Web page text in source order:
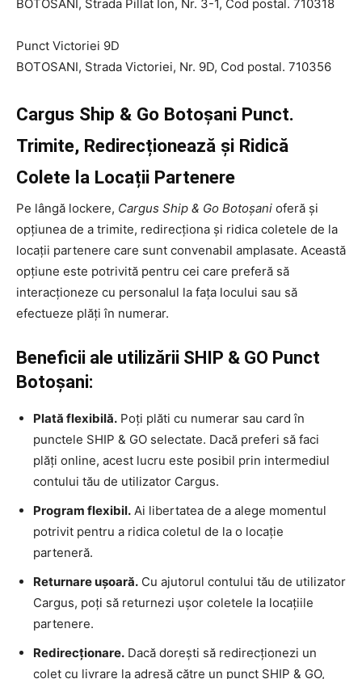
BOTOSANI, Strada Pillat Ion, Nr. 3-1, Cod postal. 710318
Punct Victoriei 9D
BOTOSANI, Strada Victoriei, Nr. 9D, Cod postal. 710356
Cargus Ship & Go Botoșani Punct.
Trimite, Redirecționează și Ridică
Colete la Locații Partenere
Pe lângă lockere, Cargus Ship & Go Botoșani oferă și
opțiunea de a trimite, redirecționa și ridica coletele de la
locații partenere care sunt convenabil amplasate. Această
opțiune este potrivită pentru cei care preferă să
interacționeze cu personalul la fața locului sau să
efectueze plăți în numerar.
Beneficii ale utilizării SHIP & GO Punct
Botoșani:
Plată flexibilă. Poți plăti cu numerar sau card în
punctele SHIP & GO selectate. Dacă preferi să faci
plăți online, acest lucru este posibil prin intermediul
contului tău de utilizator Cargus.
Program flexibil. Ai libertatea de a alege momentul
potrivit pentru a ridica coletul de la o locație
parteneră.
Returnare ușoară. Cu ajutorul contului tău de utilizator
Cargus, poți să returnezi ușor coletele la locațiile
partenere.
Redirecționare. Dacă dorești să redirecționezi un
colet cu livrare la adresă către un punct SHIP & GO,